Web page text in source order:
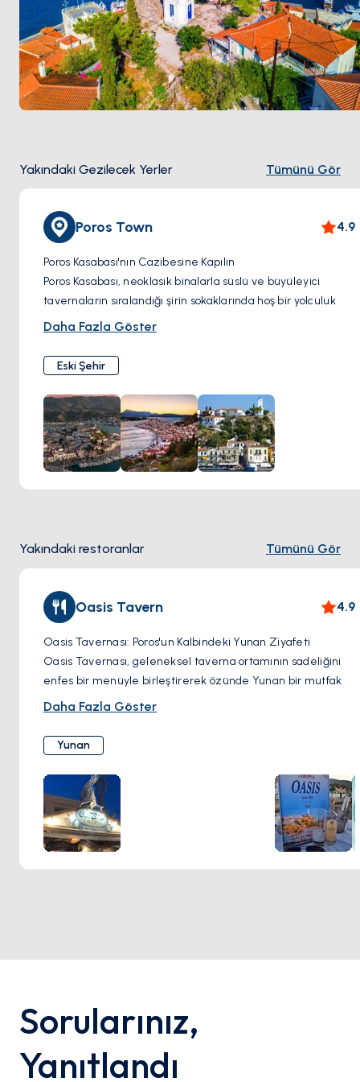
Yakındaki Gezilecek Yerler Tümünü Gör
Poros Town 4.9
Poros Kasabası'nın Cazibesine Kapılın
Poros Kasabası, neoklasik binalarla süslü ve büyüleyici
tavernaların sıralandığı şirin sokaklarında hoş bir yolculuk
sunuyor. Bu pitoresk kasabada gezinirken, balıkçı
sosyalleşmek için toplandığı hareketli deniz kenarındaki
gezinti yolu ile büyüleneceksiniz. Poros'un zengin tarihine
bir bakış sunan ikonik bir simge olan tarihi Saat Kulesi'ni
ziyaret etme fırsatını kaçırmayın. Deniz kıyısında dolaşın,
tuzlu meltemin tadını çıkarın ve Ege Denizi'nin panoramik
manzarasını seyredin. Gerçekten unutulmaz bir deneyim
için, tepenin zirvesine çıkarak kasabanın ve ötesinin nefes
kesen manzaralarıyla ödüllendirilmiş olacaksınız. İster
keyfini çıkarın, Poros Kasabası, güzellik, tarih ve Akdeniz
cazibesi ile dolu unutulmaz bir macera vaat ediyor.
Daha Fazla Göster
Eski Şehir
Yakındaki restoranlar Tümünü Gör
Oasis Tavern 4.9
Oasis Tavernası: Poros'un Kalbindeki Yunan Ziyafeti
Oasis Tavernası, geleneksel taverna ortamının sadeliğini
enfes bir menüyle birleştirerek özünde Yunan bir mutfak
deneyimi sunuyor. Misafirperverliği ve zengin yerel
ziyaretçiler için favori mekan haline gelmiştir. Muhtemelen
denize yakın konumu, yemek deneyimini zenginleştiriyor,
konukların otantik Yunan tatlarının tadını idyllic bir ortamda
çıkarmasını sağlıyor. Oasis Tavernası'nın menüsü
muhtemelen taze deniz ürünlerinden taptaze salatalara
kadar çeşitli Yunan spesiyalitelerini sergiliyor; her bir
yemek bölgenin zengin mutfak mirasını yansıtıyor. Çoğu
zaman renkli ve davetkar olan yemek sunumu, sadece bir
mutfağını arayanlar için mutlaka ziyaret edilmesi gereken
bir yer.
Daha Fazla Göster
Yunan
Sorularınız,
Yanıtlandı